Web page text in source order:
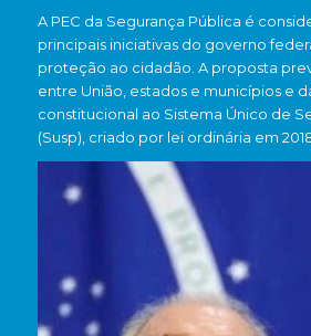
A PEC da Segurança Pública é
principais iniciativas do governo
proteção ao cidadão. A proposta
entre União, estados e municípios e
constitucional ao Sistema Único de
(Susp), criado por lei ordinária em